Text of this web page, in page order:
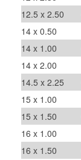
12.5 x 2.50
14 x 0.50
14 x 1.00
14 x 2.00
14.5 x 2.25
15 x 1.00
15 x 1.50
16 x 1.00
16 x 1.50